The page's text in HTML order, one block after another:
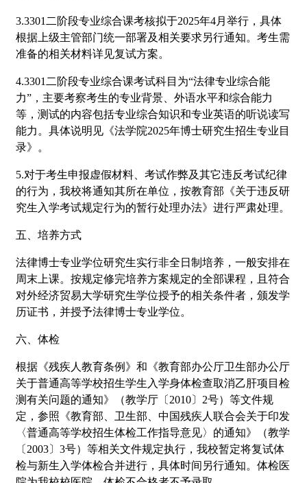
3.3301二阶段专业综合课考核拟于2025年4月举行，具体
根据上级主管部门统一部署及相关要求另行通知。考生需
准备的相关材料详见复试方案。
4.3301二阶段专业综合课考试科目为“法律专业综合能
力”，主要考察考生的专业背景、外语水平和综合能力
等，测试的内容包括专业综合知识和专业英语的听说读写
能力。具体说明见《法学院2025年博士研究生招生专业目
录》。
5.对于考生申报虚假材料、考试作弊及其它违反考试纪律
的行为，我校将通知其所在单位，按教育部《关于违反研
究生入学考试规定行为的暂行处理办法》进行严肃处理。
五、培养方式
法律博士专业学位研究生实行非全日制培养，一般安排在
周末上课。按规定修完培养方案规定的全部课程，且符合
对外经济贸易大学研究生学位授予的相关条件者，颁发学
历证书，并授予法律博士专业学位。
六、体检
根据《残疾人教育条例》和《教育部办公厅卫生部办公厅
关于普通高等学校招生学生入学身体检查取消乙肝项目检
测有关问题的通知》（教学厅〔2010〕2号）等文件规
定，参照《教育部、卫生部、中国残疾人联合会关于印发
〈普通高等学校招生体检工作指导意见〉的通知》（教学
〔2003〕3号）等相关文件规定执行，我校暂定将复试体
检与新生入学体检合并进行，具体时间另行通知。体检医